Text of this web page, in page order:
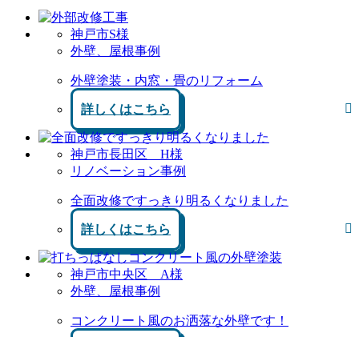
神戸市S様
外壁、屋根事例
外壁塗装・内窓・畳のリフォーム
詳しくはこちら
神戸市長田区 H様
リノベーション事例
全面改修ですっきり明るくなりました
詳しくはこちら
神戸市中央区 A様
外壁、屋根事例
コンクリート風のお洒落な外壁です！